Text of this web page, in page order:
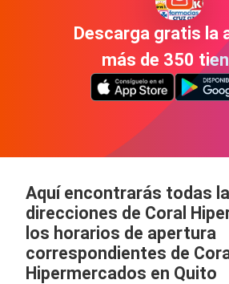
Descarga gratis la
más de 350
Aquí encontrarás todas
direcciones de Coral
los horarios de apertura
correspondientes de
Hipermercados en Quito